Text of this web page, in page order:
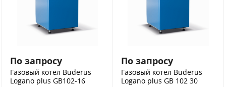
По запросу
Газовый котел Buderus
Logano plus GB102-16
По запросу
Газовый котел Buderus
Logano plus GB 102 30